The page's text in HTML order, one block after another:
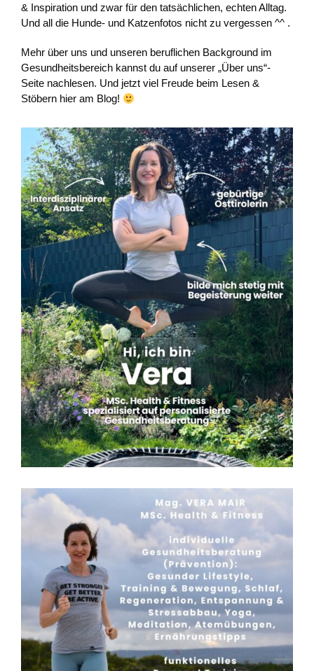
& Inspiration und zwar für den tatsächlichen, echten Alltag.
Und all die Hunde- und Katzenfotos nicht zu vergessen ^^ .
Mehr über uns und unseren beruflichen Background im
Gesundheitsbereich kannst du auf unserer „Über uns“-
Seite nachlesen. Und jetzt viel Freude beim Lesen &
Stöbern hier am Blog!